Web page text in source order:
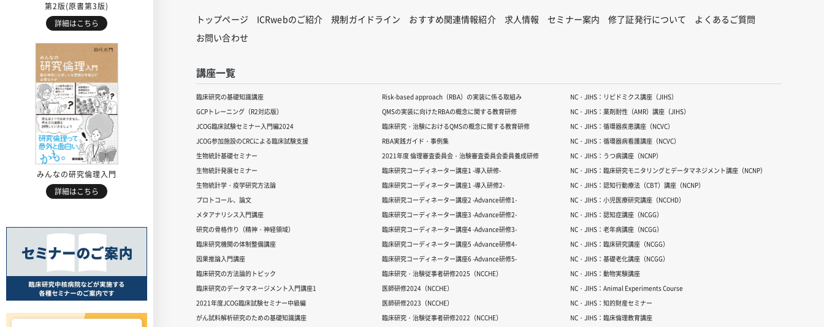
第2版(原書第3版)
詳細はこちら
みんなの研究倫理入門
詳細はこちら
トップページ ICRwebのご紹介 規制ガイドライン おすすめ関連情報紹介 求人情報 セミナー案内 修了証発行について
よくあるご質問
お問い合わせ
講座一覧
臨床研究の基礎知識講座
GCPトレーニング（R2対応版）
JCOG臨床試験セミナー入門編2024
JCOG参加施設のCRCによる臨床試験支援
生物統計基礎セミナー
生物統計発展セミナー
生物統計学・疫学研究方法論
プロトコール、論文
メタアナリシス入門講座
研究の骨格作り（精神・神経領域）
臨床研究機関の体制整備講座
因果推論入門講座
臨床研究の方法論的トピック
臨床研究のデータマネージメント入門講座1
2021年度JCOG臨床試験セミナー中級編
がん試料解析研究のための基礎知識講座
Risk-based approach（RBA）の実装に係る取組み
QMSの実装に向けたRBAの概念に関する教育研修
臨床研究・治験におけるQMSの概念に関する教育研修
RBA実践ガイド・事例集
2021年度 倫理審査委員会・治験審査委員会委員養成研修
臨床研究コーディネーター講座1 -導入研修-
臨床研究コーディネーター講座1 -導入研修2-
臨床研究コーディネーター講座2 -Advance研修1-
臨床研究コーディネーター講座3 -Advance研修2-
臨床研究コーディネーター講座4 -Advance研修3-
臨床研究コーディネーター講座5 -Advance研修4-
臨床研究コーディネーター講座6 -Advance研修5-
臨床研究・治験従事者研修2025（NCCHE）
医師研修2024（NCCHE）
医師研修2023（NCCHE）
臨床研究・治験従事者研修2022（NCCHE）
NC・JIHS：リピドミクス講座（JIHS）
NC・JIHS：薬剤耐性（AMR）講座（JIHS）
NC・JIHS：循環器疾患講座（NCVC）
NC・JIHS：循環器病看護講座（NCVC）
NC・JIHS：うつ病講座（NCNP）
NC・JIHS：臨床研究モニタリングとデータマネジメント講座（NCNP）
NC・JIHS：認知行動療法（CBT）講座（NCNP）
NC・JIHS：小児医療研究講座（NCCHD）
NC・JIHS：認知症講座（NCGG）
NC・JIHS：老年病講座（NCGG）
NC・JIHS：臨床研究講座（NCGG）
NC・JIHS：基礎老化講座（NCGG）
NC・JIHS：動物実験講座
NC・JIHS：Animal Experiments Course
NC・JIHS：知的財産セミナー
NC・JIHS：臨床倫理教育講座